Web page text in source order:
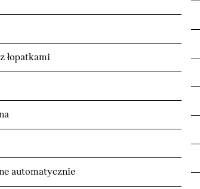
łopatkami
automatycznie